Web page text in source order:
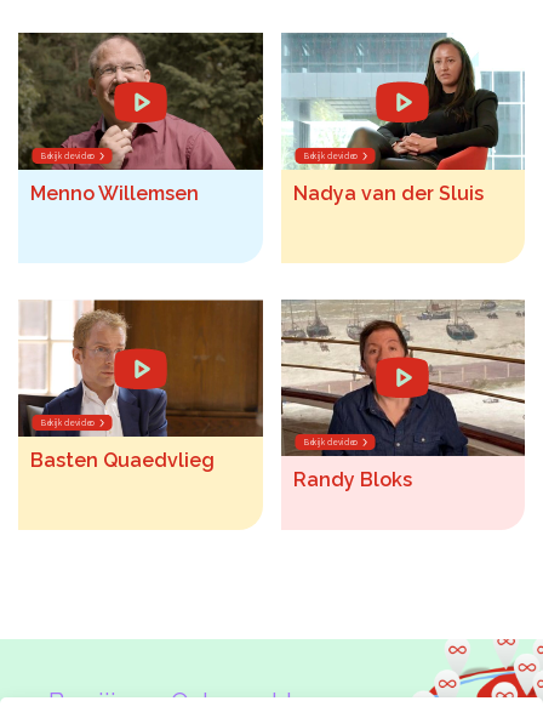
Bekijk de video
Menno Willemsen
Bekijk de video
Nadya van der Sluis
Bekijk de video
Basten Quaedvlieg
Bekijk de video
Randy Bloks
Ben jij een Onbeperkte